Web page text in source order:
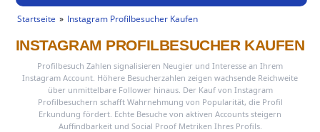
Startseite Instagram Profilbesucher Kaufen
INSTAGRAM PROFILBESUCHER KAUFEN
Profilbesuch Zahlen signalisieren Neugier und Interesse an Ihrem
Instagram Account. Höhere Besucherzahlen zeigen wachsende Reichweite
über unmittelbare Follower hinaus. Der Kauf von Instagram
Profilbesuchern schafft Wahrnehmung von Popularität, die Profil
Erkundung fördert. Echte Besuche von aktiven Accounts steigern
Auffindbarkeit und Social Proof Metriken Ihres Profils.